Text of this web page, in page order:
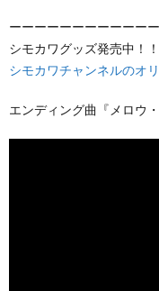
ーーーーーーーーーーー
シモカワグッズ発売中！
シモカワチャンネルのオ
エンディング曲『メロウ・